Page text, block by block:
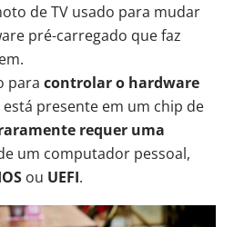
de TV usado para mudar
pré-carregado que faz
para controlar o hardware
está presente em um chip de
requer uma
um computador pessoal,
ou UEFI.